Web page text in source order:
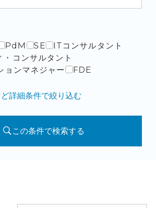
ンツ
ら
PdM SE
ITコンサルタント
コンサルタント
ョンマネジャー
FDE
詳細条件で絞り込む
この条件で検索する